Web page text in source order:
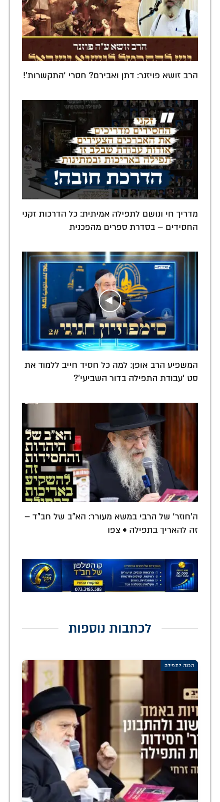
הרב זושא פויזנר: דתן ואבירם? חסרי 'התקשרות'!
מדריך חי ונושם לתפילה אמיתית: כל הדרכות זקני
החסידים – בסדרת ספרים מהפכנית
המשפיע הרב אופן: למה כל חסיד חייב ללמוד את
סט 'עבודת התפילה בדור השביעי'?
ה'חוזר' של הרבי במשא מעורר: הא"ב של חב"ד –
זה להאריך בתפילה • צפו
לכתבות נוספות
הכנה לתפילה